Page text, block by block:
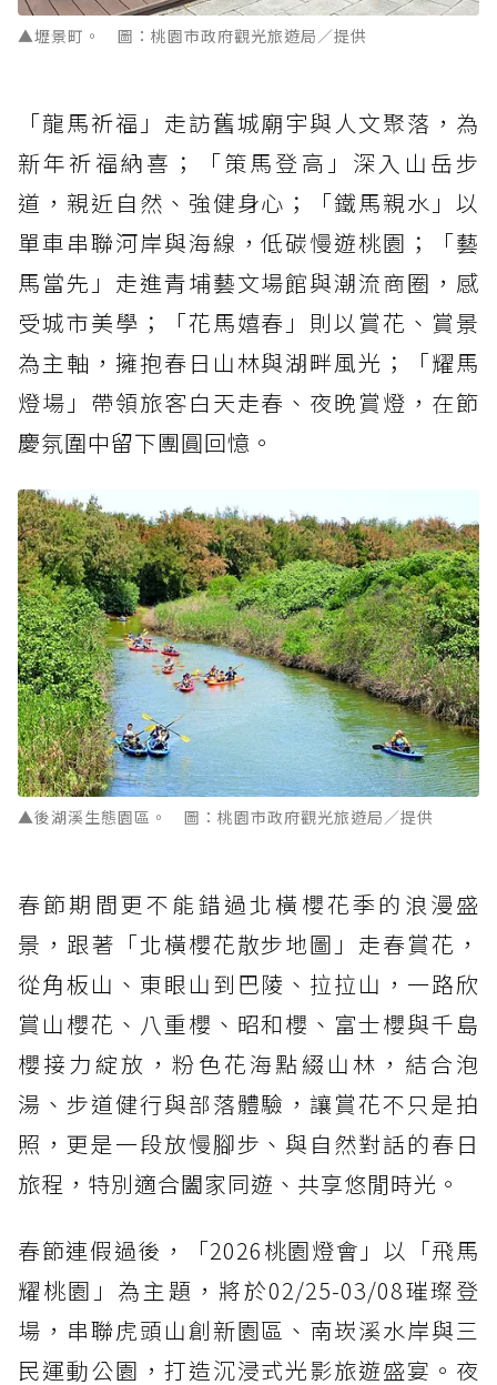
▲壢景町。 圖：桃園市政府觀光旅遊局／提供
「龍馬祈福」走訪舊城廟宇與人文聚落，為
新年祈福納喜；「策馬登高」深入山岳步
道，親近自然、強健身心；「鐵馬親水」以
單車串聯河岸與海線，低碳慢遊桃園；「藝
馬當先」走進青埔藝文場館與潮流商圈，感
受城市美學；「花馬嬉春」則以賞花、賞景
為主軸，擁抱春日山林與湖畔風光；「耀馬
燈場」帶領旅客白天走春、夜晚賞燈，在節
慶氛圍中留下團圓回憶。
▲後湖溪生態園區。 圖：桃園市政府觀光旅遊局／提供
春節期間更不能錯過北橫櫻花季的浪漫盛
景，跟著「北橫櫻花散步地圖」走春賞花，
從角板山、東眼山到巴陵、拉拉山，一路欣
賞山櫻花、八重櫻、昭和櫻、富士櫻與千島
櫻接力綻放，粉色花海點綴山林，結合泡
湯、步道健行與部落體驗，讓賞花不只是拍
照，更是一段放慢腳步、與自然對話的春日
旅程，特別適合闔家同遊、共享悠閒時光。
春節連假過後，「2026桃園燈會」以「飛馬
耀桃園」為主題，將於02/25-03/08璀璨登
場，串聯虎頭山創新園區、南崁溪水岸與三
民運動公園，打造沉浸式光影旅遊盛宴。夜